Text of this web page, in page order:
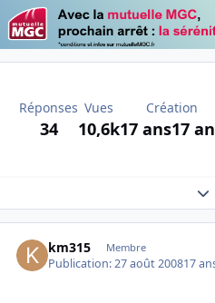
Réponses
34
Vues
10,6k
Création
17 ans17
km315 Membre
Publication:27 août 200817